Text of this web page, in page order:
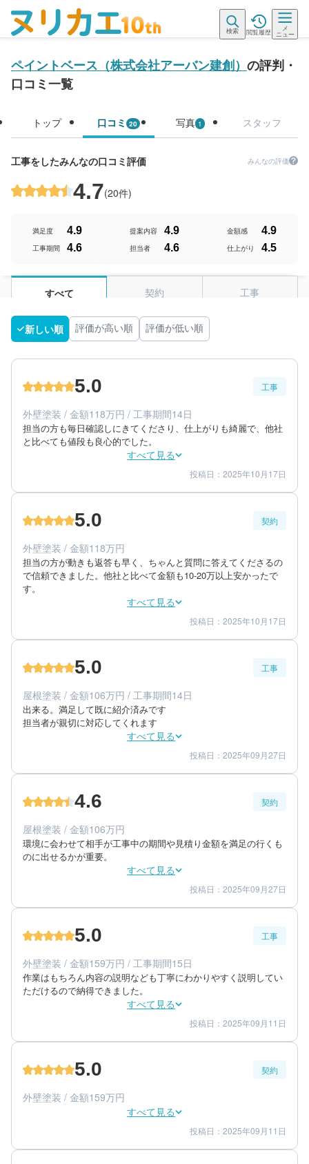
検索 閲覧履歴
メ
ニュー
ペイントベース（株式会社アーバン建創） の評判・
口コミ一覧
トップ 口コミ 20 写真 1 スタッフ
工事をしたみんなの口コミ評価 みんなの評価
4.7(20件)
満足度 4.9 提案内容 4.9 金額感 4.9
工事期間 4.6 担当者 4.6 仕上がり 4.5
すべて 契約 工事
新しい順 評価が高い順 評価が低い順
5.0 工事
外壁塗装 / 金額118万円 / 工事期間14日
担当の方も毎日確認しにきてくださり、仕上がりも綺麗で、他社
と比べても値段も良心的でした。
すべて見る
仕上がり 5
満足度 5
30代/女性/一戸建て
築年数：25年
投稿日：2025年10月17日
5.0 契約
外壁塗装 / 金額118万円
担当の方が動きも返答も早く、ちゃんと質問に答えてくださるの
で信頼できました。他社と比べて金額も10-20万以上安かったで
す。
すべて見る
金額感 5
担当者 5
30代/女性/一戸建て
築年数：25年
投稿日：2025年10月17日
5.0 工事
屋根塗装 / 金額106万円 / 工事期間14日
出来る。満足して既に紹介済みです
担当者が親切に対応してくれます
すべて見る
仕上がり 5
満足度 5
70代/女性/一戸建て
築年数：30年
投稿日：2025年09月27日
4.6 契約
屋根塗装 / 金額106万円
環境に会わせて相手が工事中の期間や見積り金額を満足の行くも
のに出せるかが重要。
すべて見る
金額感 5
担当者 4
70代/女性/一戸建て
築年数：30年
投稿日：2025年09月27日
5.0 工事
外壁塗装 / 金額159万円 / 工事期間15日
作業はもちろん内容の説明なども丁寧にわかりやすく説明してい
ただけるので納得できました。
すべて見る
仕上がり 5
満足度 5
40代/男性/一戸建て
築年数：15年
投稿日：2025年09月11日
5.0 契約
外壁塗装 / 金額159万円
すべて見る
金額感 5
担当者 5
投稿日：2025年09月11日